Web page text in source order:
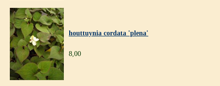
houttuynia cordata 'plena'
8,00